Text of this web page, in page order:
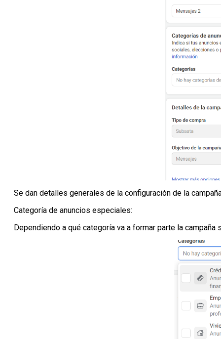
Se dan detalles generales de la configuración de la
Categoría de anuncios especiales:
Dependiendo a qué categoría va a formar parte la